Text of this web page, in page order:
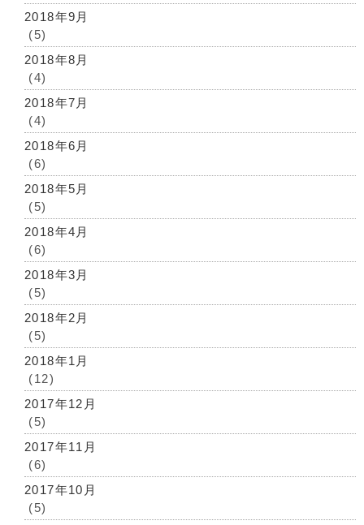
2018年9月
(5)
2018年8月
(4)
2018年7月
(4)
2018年6月
(6)
2018年5月
(5)
2018年4月
(6)
2018年3月
(5)
2018年2月
(5)
2018年1月
(12)
2017年12月
(5)
2017年11月
(6)
2017年10月
(5)